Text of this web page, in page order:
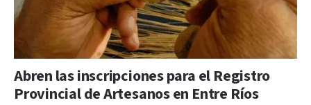
Abren las inscripciones para el Registro
Provincial de Artesanos en Entre Ríos